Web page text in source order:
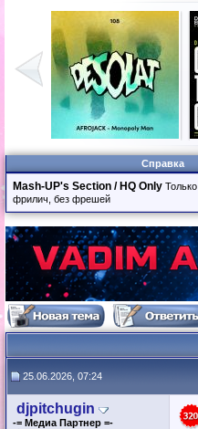
Справка
Mash-UP's Section / HQ Only
фрилич, без фрешей
25.06.2026, 07:24
djpitchugin
-= Медиа Партнер =-